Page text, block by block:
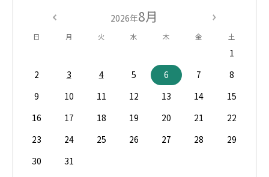
2026年8月
日 月 火 水 木 金 土
1
2
3 4 5 6 7
8
9
10 11 12 13 14
15
16
17 18 19 20 21
22
23
24 25 26 27 28
29
30
31